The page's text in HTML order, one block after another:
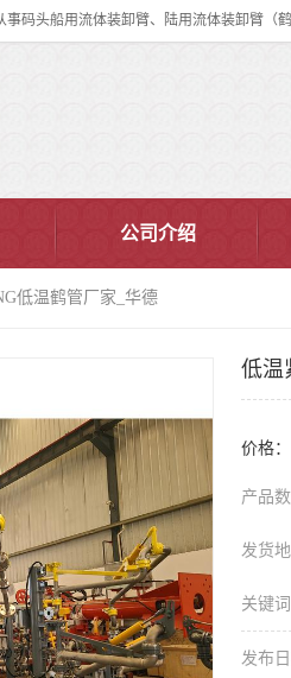
公司介绍
低温鹤管厂家_华德
低温
价格：
产品数
发货地
关键词
发布日